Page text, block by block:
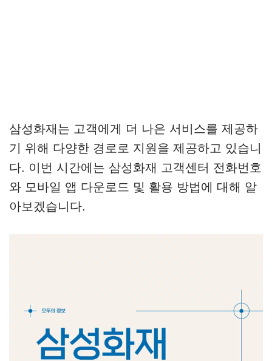
삼성화재는 고객에게 더 나은 서비스를 제공하
기 위해 다양한 경로로 지원을 제공하고 있습니
다. 이번 시간에는 삼성화재 고객센터 전화번호
와 모바일 앱 다운로드 및 활용 방법에 대해 알
아보겠습니다.